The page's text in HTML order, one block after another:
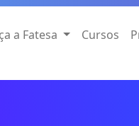
a Fatesa Cursos